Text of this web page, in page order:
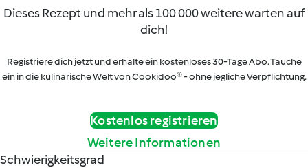
Dieses Rezept und mehr als 100 000 weitere warten auf
dich!
Registriere dich jetzt und erhalte ein kostenloses 30-Tage Abo. Tauche
ein in die kulinarische Welt von Cookidoo® - ohne jegliche Verpflichtung.
Kostenlos registrieren
Weitere Informationen
Schwierigkeitsgrad